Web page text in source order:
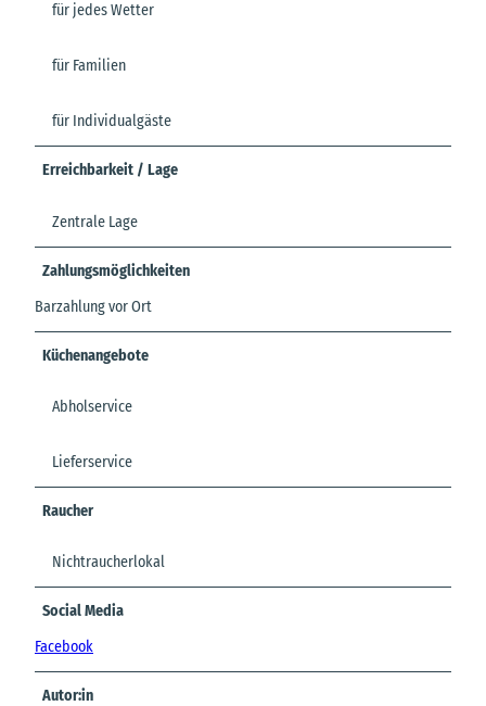
für jedes Wetter
für Familien
für Individualgäste
Erreichbarkeit / Lage
Zentrale Lage
Zahlungsmöglichkeiten
Barzahlung vor Ort
Küchenangebote
Abholservice
Lieferservice
Raucher
Nichtraucherlokal
Social Media
Facebook
Autor:in